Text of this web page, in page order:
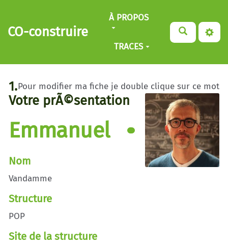
Aller au contenu principal
CO-construire
À PROPOS
TRACES
Pour modifier ma fiche je double clique sur ce mot
1.
Votre prÃ©sentation
Emmanuel
Nom
Vandamme
Structure
POP
Site de la structure